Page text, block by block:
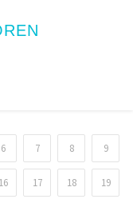
6 7 8 9
16 17 18 19